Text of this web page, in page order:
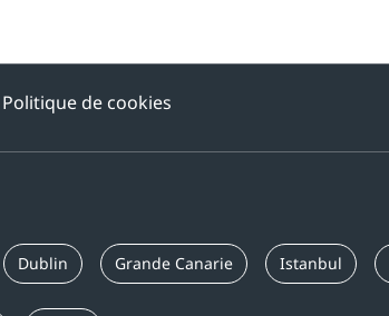
Politique de cookies
Dublin Grande Canarie Istanbul